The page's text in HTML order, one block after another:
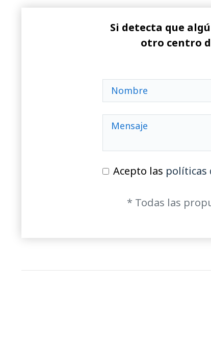
Si detecta que
otro centro
Acepto las políticas
* Todas las